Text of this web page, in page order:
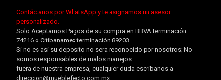
Contáctanos por WhatsApp y te asignamos un asesor
personalizado.
Solo Aceptamos Pagos de su compra en BBVA terminación
74216 ó Citibanamex terminación 89203.
Si no es así su deposito no sera reconocido por nosotros; No
somos responsables de malos manejos
fuera de nuestra empresa, cualquier duda escribanos a
direccion@mueblefecto.com.mx